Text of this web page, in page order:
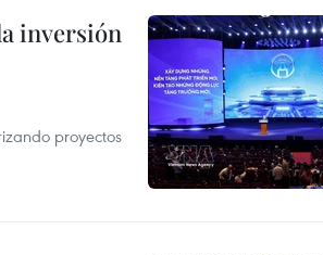
inversión
proyectos